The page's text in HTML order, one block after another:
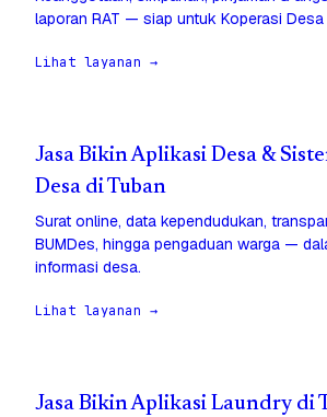
laporan RAT — siap untuk Koperasi Desa
Lihat layanan →
Jasa Bikin Aplikasi Desa &
Desa di Tuban
Surat online, data kependudukan,
BUMDes, hingga pengaduan warga —
informasi desa.
Lihat layanan →
Jasa Bikin Aplikasi Laundry di